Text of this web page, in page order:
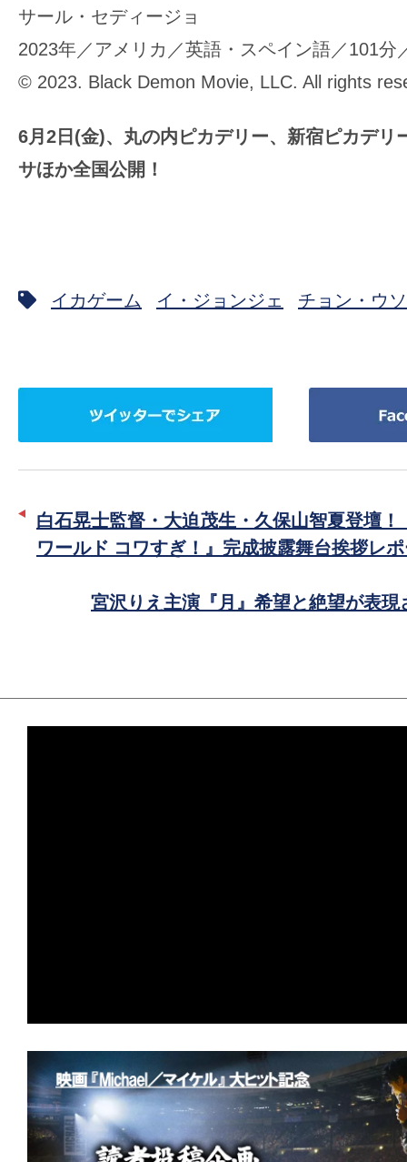
サール・セディージョ
2023年／アメリカ／英語・スペイン語／101分
© 2023. Black Demon Movie, LLC. All rights
6月 2 日 (金)、丸の内ピカデリー、新宿ピカデリ
サほか全国公開！
イカゲーム イ・ジョンジェ チョン・ウ
ー
ア
白石晃士監督・大迫茂生・久保山智夏登壇！
ワールド コワすぎ！』完成披露舞台挨拶レ
宮沢りえ主演『月』希望と絶望が表現